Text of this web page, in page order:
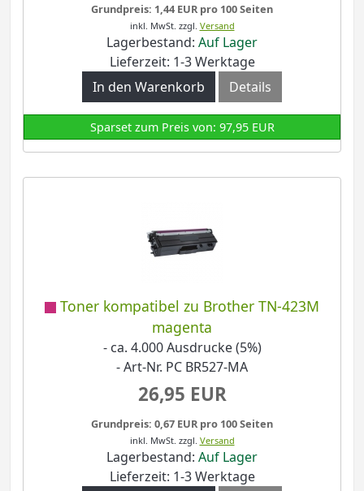
Grundpreis: 1,44 EUR pro 100 Seiten
inkl. MwSt. zzgl. Versand
Lagerbestand: Auf Lager
Lieferzeit: 1-3 Werktage
In den Warenkorb
Details
Sparset zum Preis von: 97,95 EUR
Toner kompatibel zu Brother TN-423M
magenta
- ca. 4.000 Ausdrucke (5%)
- Art-Nr. PC BR527-MA
26,95 EUR
Grundpreis: 0,67 EUR pro 100 Seiten
inkl. MwSt. zzgl. Versand
Lagerbestand: Auf Lager
Lieferzeit: 1-3 Werktage